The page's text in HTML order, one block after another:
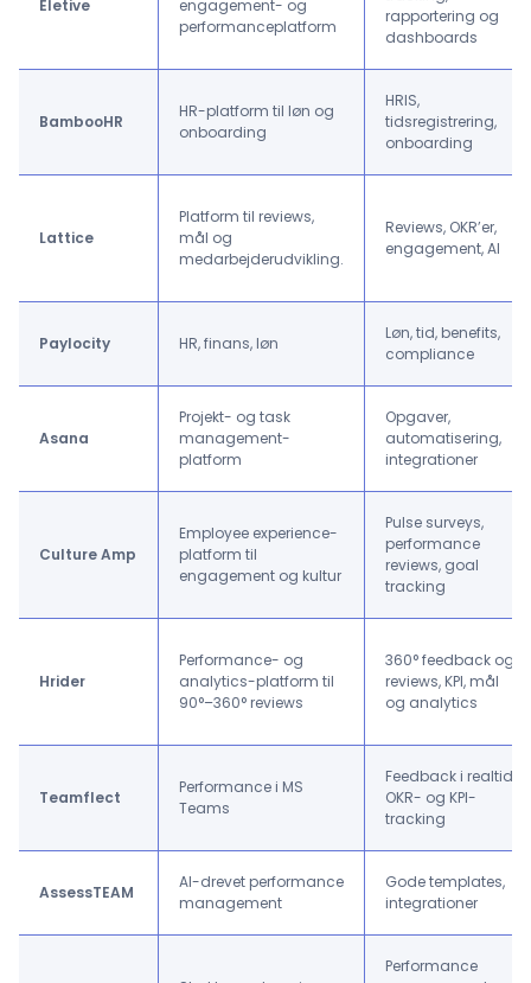
Eletive
engagement- og
performanceplatform
rapportering og
dashboards
BambooHR
HR-platform til løn og
onboarding
HRIS,
tidsregistrering,
onboarding
Lattice
Platform til reviews,
mål og
medarbejderudvikling.
Reviews, OKR’er,
engagement, AI
Paylocity HR, finans, løn
Løn, tid, benefits,
compliance
Asana
Projekt- og task
management-
platform
Opgaver,
automatisering,
integrationer
Culture Amp
Employee experience-
platform til
engagement og kultur
Pulse surveys,
performance
reviews, goal
tracking
Hrider
Performance- og
analytics-platform til
90°–360° reviews
360° feedback og
reviews, KPI, mål
og analytics
Teamflect
Performance i MS
Teams
Feedback i realtid,
OKR- og KPI-
tracking
AssessTEAM
AI-drevet performance
management
Gode templates,
integrationer
Performance